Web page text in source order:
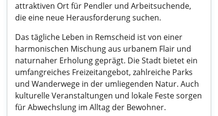
attraktiven Ort für Pendler und Arbeitsuchende,
die eine neue Herausforderung suchen.
Das tägliche Leben in Remscheid ist von einer
harmonischen Mischung aus urbanem Flair und
naturnaher Erholung geprägt. Die Stadt bietet ein
umfangreiches Freizeitangebot, zahlreiche Parks
und Wanderwege in der umliegenden Natur. Auch
kulturelle Veranstaltungen und lokale Feste sorgen
für Abwechslung im Alltag der Bewohner.